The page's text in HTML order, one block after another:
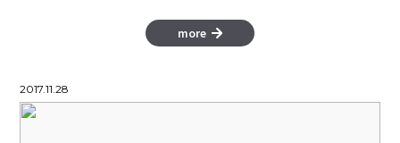
more
2017.11.28